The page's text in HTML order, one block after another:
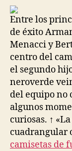
Entre los
de éxito
Menacci y
centro del
el segundo
neroverde
del equipo no
algunos
curiosas. ↑
cuadrangular
camisetas de